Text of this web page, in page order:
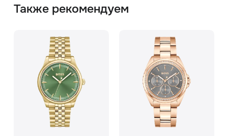
Также рекомендуем